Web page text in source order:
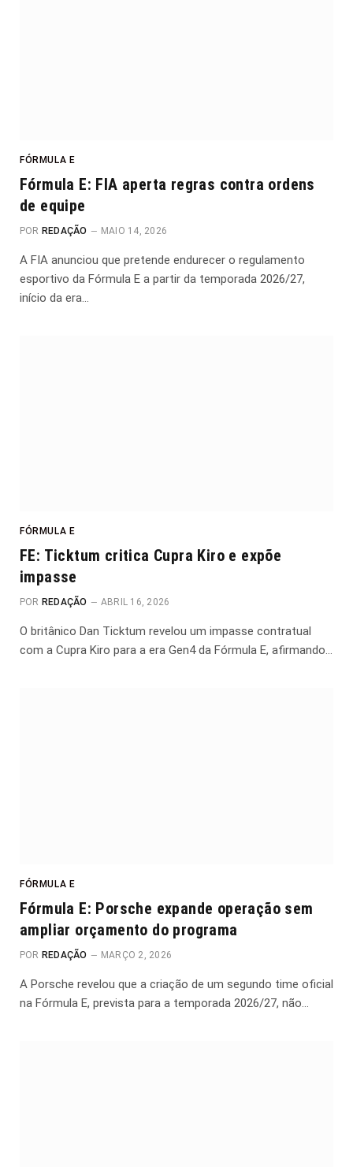
FÓRMULA E
Fórmula E: FIA aperta regras contra ordens
de equipe
POR REDAÇÃO MAIO 14, 2026
A FIA anunciou que pretende endurecer o regulamento
esportivo da Fórmula E a partir da temporada 2026/27,
início da era…
FÓRMULA E
FE: Ticktum critica Cupra Kiro e expõe
impasse
POR REDAÇÃO ABRIL 16, 2026
O britânico Dan Ticktum revelou um impasse contratual
com a Cupra Kiro para a era Gen4 da Fórmula E, afirmando…
FÓRMULA E
Fórmula E: Porsche expande operação sem
ampliar orçamento do programa
POR REDAÇÃO MARÇO 2, 2026
A Porsche revelou que a criação de um segundo time oficial
na Fórmula E, prevista para a temporada 2026/27, não…